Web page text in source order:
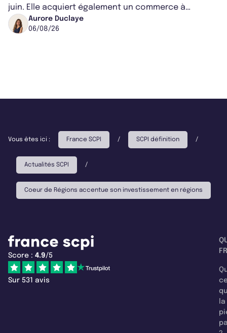
juin. Elle acquiert également un commerce à
Worcester, place une plateforme logisti...
Aurore Duclaye
06/08/26
Vous êtes ici : France SCPI / SCPI définition /
Actualités SCPI /
Coeur de Régions accentue son investissement en régions
Score : 4.9/5
Sur 531 avis
la